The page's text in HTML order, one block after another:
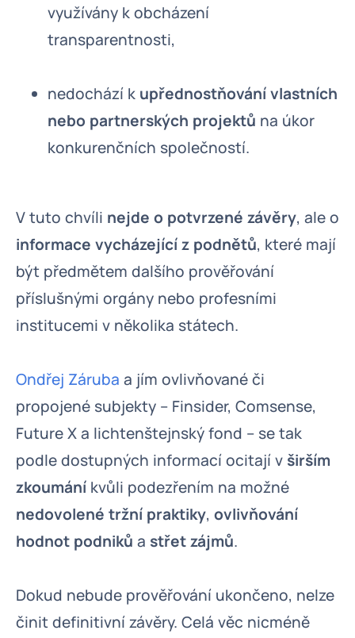
využívány k obcházení
transparentnosti,
nedochází k upřednostňování vlastních
nebo partnerských projektů na úkor
konkurenčních společností.
V tuto chvíli nejde o potvrzené závěry, ale o
informace vycházející z podnětů, které mají
být předmětem dalšího prověřování
příslušnými orgány nebo profesními
institucemi v několika státech.
Ondřej Záruba a jím ovlivňované či
propojené subjekty – Finsider, Comsense,
Future X a lichtenštejnský fond – se tak
podle dostupných informací ocitají v širším
zkoumání kvůli podezřením na možné
nedovolené tržní praktiky, ovlivňování
hodnot podniků a střet zájmů.
Dokud nebude prověřování ukončeno, nelze
činit definitivní závěry. Celá věc nicméně